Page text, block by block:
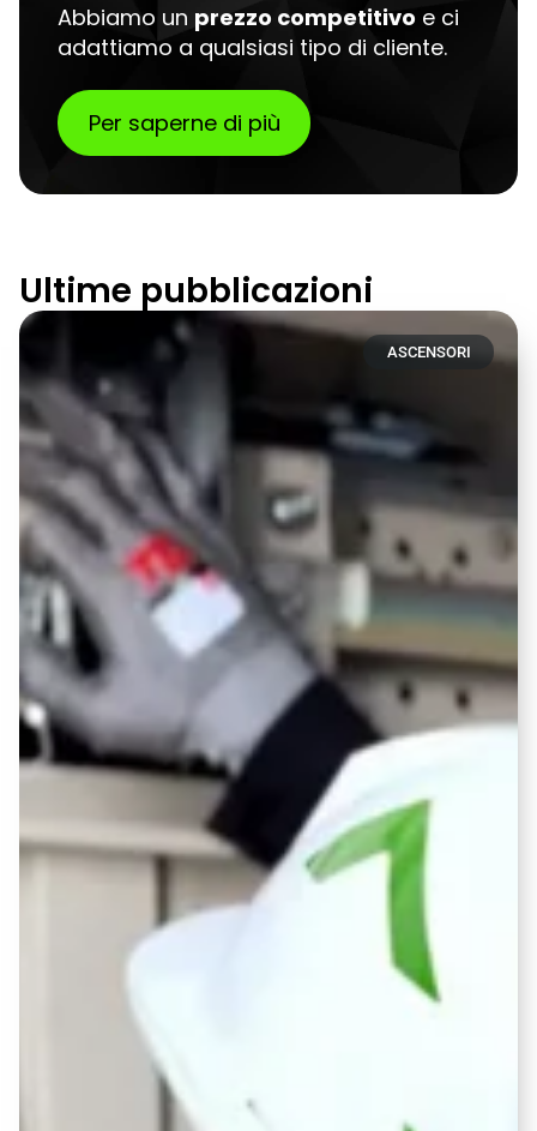
Abbiamo un prezzo competitivo e ci
adattiamo a qualsiasi tipo di cliente.
Per saperne di più
Ultime pubblicazioni
ASCENSORI